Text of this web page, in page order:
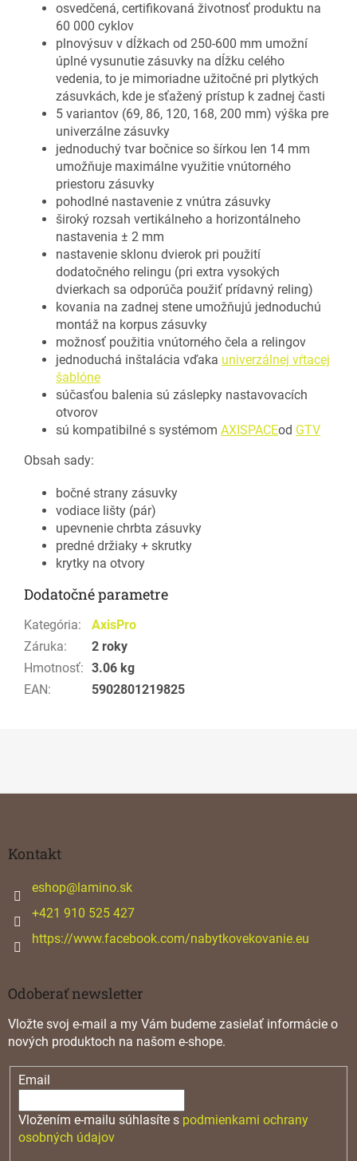
osvedčená, certifikovaná životnosť produktu na
60 000 cyklov
plnovýsuv v dĺžkach od 250-600 mm umožní
úplné vysunutie zásuvky na dĺžku celého
vedenia, to je mimoriadne užitočné pri plytkých
zásuvkách, kde je sťažený prístup k zadnej časti
5 variantov (69, 86, 120, 168, 200 mm) výška pre
univerzálne zásuvky
jednoduchý tvar bočnice so šírkou len 14 mm
umožňuje maximálne využitie vnútorného
priestoru zásuvky
pohodlné nastavenie z vnútra zásuvky
široký rozsah vertikálneho a horizontálneho
nastavenia ± 2 mm
nastavenie sklonu dvierok pri použití
dodatočného relingu (pri extra vysokých
dvierkach sa odporúča použiť prídavný reling)
kovania na zadnej stene umožňujú jednoduchú
montáž na korpus zásuvky
možnosť použitia vnútorného čela a relingov
jednoduchá inštalácia vďaka univerzálnej vŕtacej
šablóne
súčasťou balenia sú záslepky nastavovacích
otvorov
sú kompatibilné s systémom AXISPACEod GTV
Obsah sady:
bočné strany zásuvky
vodiace lišty (pár)
upevnenie chrbta zásuvky
predné držiaky + skrutky
krytky na otvory
Dodatočné parametre
Kategória:
AxisPro
Záruka:
2 roky
Hmotnosť: 3.06 kg
EAN: 5902801219825
Kontakt
eshop@ lamino.sk
+421 910 525 427
https://www.facebook.com/nabytkovekovanie.eu
Odoberať newsletter
Vložte svoj e-mail a my Vám budeme zasielať informácie o
nových produktoch na našom e-shope.
Email
Vložením e-mailu súhlasíte s podmienkami ochrany
osobných údajov